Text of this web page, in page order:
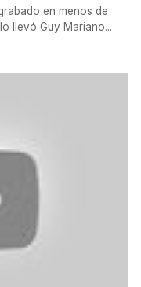
en menos de
llevó Guy Mariano...